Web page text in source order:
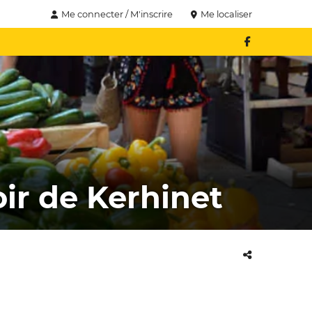
Me connecter / M'inscrire Me localiser
de Kerhinet